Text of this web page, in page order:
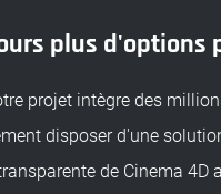
plus d'options
projet intègre des
disposer d'une
de Cinema 4D